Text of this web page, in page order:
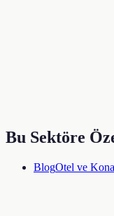
Bu Sektöre
BlogOtel ve